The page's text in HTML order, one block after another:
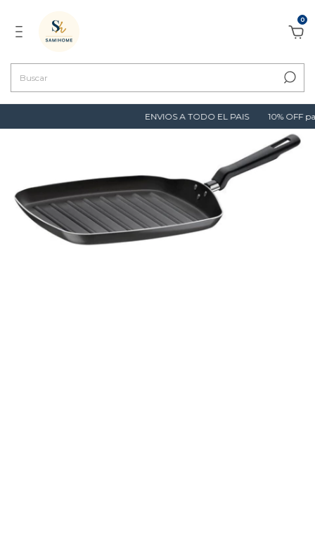
0
ENVIOS A TODO EL PAIS 10% OFF